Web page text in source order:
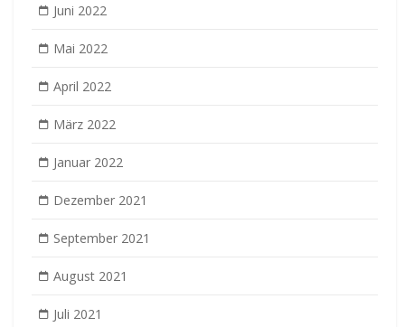
Juni 2022
Mai 2022
April 2022
März 2022
Januar 2022
Dezember 2021
September 2021
August 2021
Juli 2021